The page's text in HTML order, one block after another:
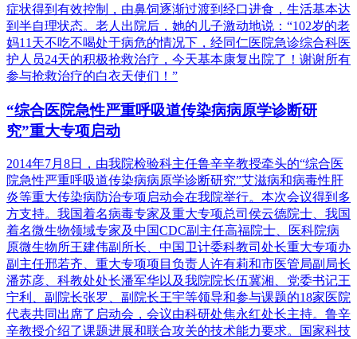
症状得到有效控制，由鼻饲逐渐过渡到经口进食，生活基本达
到半自理状态。老人出院后，她的儿子激动地说：“102岁的老
妈11天不吃不喝处于病危的情况下，经同仁医院急诊综合科医
护人员24天的积极抢救治疗，今天基本康复出院了！谢谢所有
参与抢救治疗的白衣天使们！”
“综合医院急性严重呼吸道传染病病原学诊断研
究”重大专项启动
2014年7月8日，由我院检验科主任鲁辛辛教授牵头的“综合医
院急性严重呼吸道传染病病原学诊断研究”艾滋病和病毒性肝
炎等重大传染病防治专项启动会在我院举行。本次会议得到多
方支持。我国着名病毒专家及重大专项总司侯云德院士、我国
着名微生物领域专家及中国CDC副主任高福院士、医科院病
原微生物所王建伟副所长、中国卫计委科教司处长重大专项办
副主任邢若齐、重大专项项目负责人许有莉和市医管局副局长
潘苏彦、科教处处长潘军华以及我院院长伍冀湘、党委书记王
宁利、副院长张罗、副院长王宇等领导和参与课题的18家医院
代表共同出席了启动会，会议由科研处焦永红处长主持。鲁辛
辛教授介绍了课题进展和联合攻关的技术能力要求。国家科技